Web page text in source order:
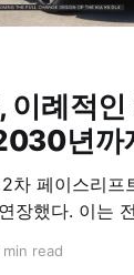
이례적
년까
차 페이스리프
장했다. 이는
min read